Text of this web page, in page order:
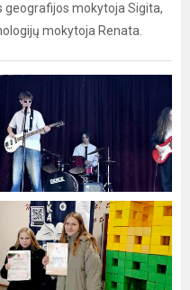
geografijos mokytoja Sigita,
mokytoja Renata.